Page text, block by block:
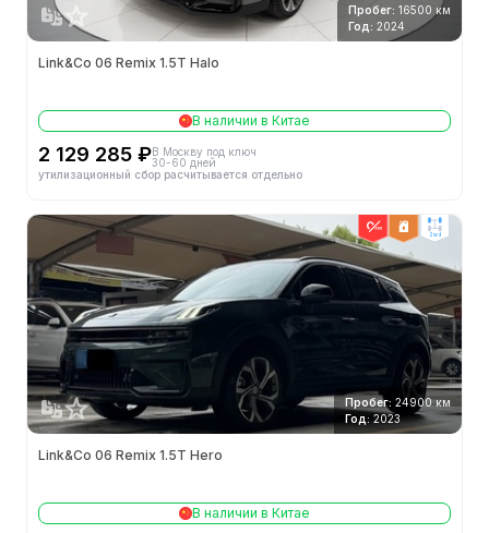
Пробег: 16500 км
Год: 2024
Link&Co 06 Remix 1.5T Halo
В наличии в Китае
2 129 285 ₽В Москву под ключ
30-60 дней
утилизационный сбор расчитывается отдельно
2wd
Пробег: 24900 км
Год: 2023
Link&Co 06 Remix 1.5T Hero
В наличии в Китае